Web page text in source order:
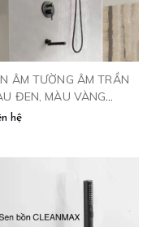
ÂM TƯỜNG ÂM TRẦN
ĐEN, MÀU VÀNG
hệ